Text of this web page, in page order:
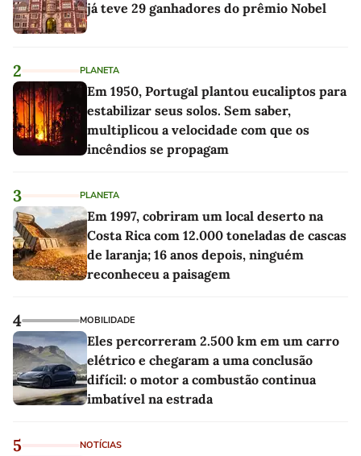
já teve 29 ganhadores do prêmio Nobel
2 PLANETA
Em 1950, Portugal plantou eucaliptos para
estabilizar seus solos. Sem saber,
multiplicou a velocidade com que os
incêndios se propagam
3 PLANETA
Em 1997, cobriram um local deserto na
Costa Rica com 12.000 toneladas de cascas
de laranja; 16 anos depois, ninguém
reconheceu a paisagem
4 MOBILIDADE
Eles percorreram 2.500 km em um carro
elétrico e chegaram a uma conclusão
difícil: o motor a combustão continua
imbatível na estrada
5 NOTÍCIAS